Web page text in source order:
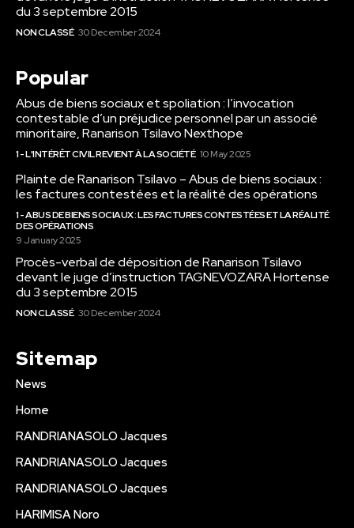
du 3 septembre 2015
NON CLASSÉ 30 December 2024
Popular
Abus de biens sociaux et spoliation : l’invocation
contestable d’un préjudice personnel par un associé
minoritaire, Ranarison Tsilavo Nexthope
1 - L'INTÉRÊT CIVIL REVIENT À LA SOCIÉTÉ 10 May 2025
Plainte de Ranarison Tsilavo – Abus de biens sociaux :
les factures contestées et la réalité des opérations
1 - ABUS DE BIENS SOCIAUX : LES FACTURES CONTESTÉES ET LA RÉALITÉ
DES OPÉRATIONS
9 January 2025
Procès-verbal de déposition de Ranarison Tsilavo
devant le juge d’instruction TAGNEVOZARA Hortense
du 3 septembre 2015
NON CLASSÉ 30 December 2024
Sitemap
News
Home
RANDRIANASOLO Jacques
RANDRIANASOLO Jacques
RANDRIANASOLO Jacques
HARIMISA Noro